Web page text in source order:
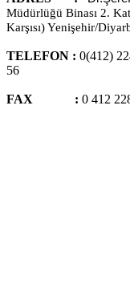
Müdürlüğü Binası 2.
Karşısı) Yenişehir/
TELEFON : 0(412)
56
FAX : 0 412